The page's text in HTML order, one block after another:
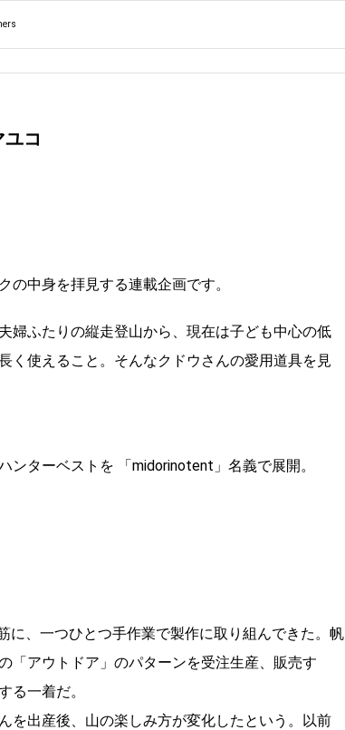
コ
中身を拝見する連載企画です。
婦ふたりの縦走登山から、現在は子ども中心の低
く使えること。そんなクドウさんの愛用道具を見
ターベストを 「midorinotent」名義で展開。
、一つひとつ手作業で製作に取り組んできた。帆
「アウトドア」のパターンを受注生産、販売す
る一着だ。
を出産後、山の楽しみ方が変化したという。以前